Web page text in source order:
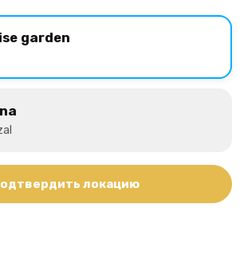
garden
локацию